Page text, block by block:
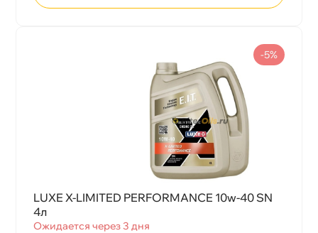
LUXE X-LIMITED PERFORMANCE 10w-40 SN
4л
Ожидается через 3 дня
-5%